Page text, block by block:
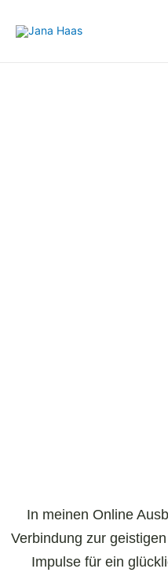
In meinen Online
Verbindung zur
Impulse für ein